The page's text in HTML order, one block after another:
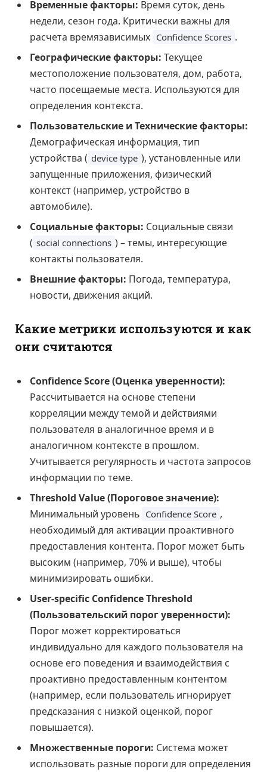
Временные факторы: Время суток, день
недели, сезон года. Критически важны для
расчета времязависимых Confidence Scores .
Географические факторы: Текущее
местоположение пользователя, дом, работа,
часто посещаемые места. Используются для
определения контекста.
Пользовательские и Технические факторы:
Демографическая информация, тип
устройства ( device type ), установленные или
запущенные приложения, физический
контекст (например, устройство в
автомобиле).
Социальные факторы: Социальные связи
( social connections ) – темы, интересующие
контакты пользователя.
Внешние факторы: Погода, температура,
новости, движения акций.
Какие метрики используются и как
они считаются
Confidence Score (Оценка уверенности):
Рассчитывается на основе степени
корреляции между темой и действиями
пользователя в аналогичное время и в
аналогичном контексте в прошлом.
Учитывается регулярность и частота запросов
информации по теме.
Threshold Value (Пороговое значение):
Минимальный уровень Confidence Score ,
необходимый для активации проактивного
предоставления контента. Порог может быть
высоким (например, 70% и выше), чтобы
минимизировать ошибки.
User-specific Confidence Threshold
(Пользовательский порог уверенности):
Порог может корректироваться
индивидуально для каждого пользователя на
основе его поведения и взаимодействия с
проактивно предоставленным контентом
(например, если пользователь игнорирует
предсказания с низкой оценкой, порог
повышается).
Множественные пороги: Система может
использовать разные пороги для определения